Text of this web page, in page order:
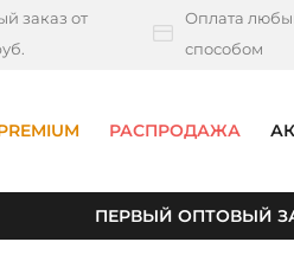
заказ от
Оплата
способом
РАСПРОДАЖА
ПЕРВЫЙ ОПТОВЫЙ